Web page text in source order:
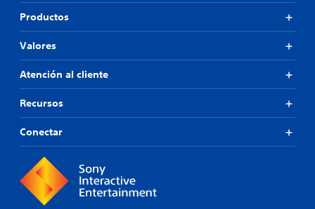
Productos
Valores
Atención al cliente
Recursos
Conectar